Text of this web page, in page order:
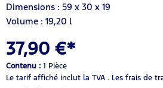
Dimensions : 59 x 30 x 19
Volume : 19,20 l
37,90 €*
Contenu : 1 Pièce
Le tarif affiché inclut la TVA . Les frais de